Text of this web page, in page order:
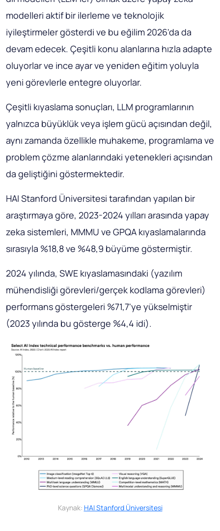
modelleri aktif bir ilerleme ve teknolojik
iyileştirmeler gösterdi ve bu eğilim 2026'da da
devam edecek. Çeşitli konu alanlarına hızla adapte
oluyorlar ve ince ayar ve yeniden eğitim yoluyla
yeni görevlerle entegre oluyorlar.
Çeşitli kıyaslama sonuçları, LLM programlarının
yalnızca büyüklük veya işlem gücü açısından değil,
aynı zamanda özellikle muhakeme, programlama ve
problem çözme alanlarındaki yetenekleri açısından
da geliştiğini göstermektedir.
HAI Stanford Üniversitesi tarafından yapılan bir
araştırmaya göre, 2023-2024 yılları arasında yapay
zeka sistemleri, MMMU ve GPQA kıyaslamalarında
sırasıyla %18,8 ve %48,9 büyüme göstermiştir.
2024 yılında, SWE kıyaslamasındaki (yazılım
mühendisliği görevleri/gerçek kodlama görevleri)
performans göstergeleri %71,7'ye yükselmiştir
(2023 yılında bu gösterge %4,4 idi).
Kaynak: HAI Stanford Üniversitesi